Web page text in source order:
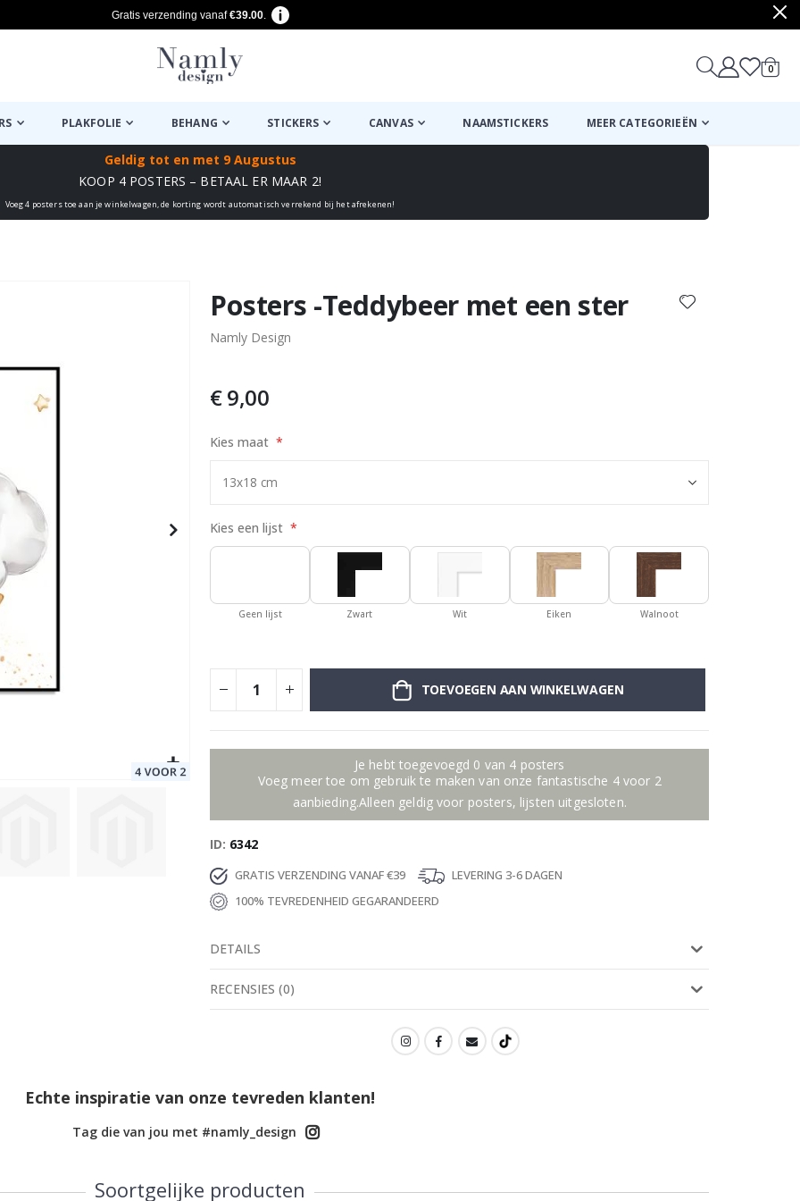
Gratis verzending vanaf€39.00.
0
PLAKFOLIE BEHANG STICKERS CANVAS NAAMSTICKERS MEER CATEGORIEËN
Geldig tot en met 9 Augustus
KOOP 4 POSTERS – BETAAL ER MAAR 2!
Voeg 4 posters toe aan je winkelwagen, de korting wordt automatisch verrekend bij het afrekenen!
Posters -Teddybeer met een ster
Namly Design
€ 9,00
Kies maat
Kies een lijst
Geen lijst Zwart Wit Eiken Walnoot
TOEVOEGEN AAN WINKELWAGEN
Je hebt toegevoegd 0 van 4 posters
Voeg meer toe om gebruik te maken van onze fantastische 4 voor 2
aanbieding.Alleen geldig voor posters, lijsten uitgesloten.
ID 6342
GRATIS VERZENDING VANAF €39
LEVERING 3-6 DAGEN
100% TEVREDENHEID GEGARANDEERD
DETAILS
RECENSIES (0)
Echte inspiratie van onze tevreden klanten!
Tag die van jou met #namly_design
Soortgelijke producten